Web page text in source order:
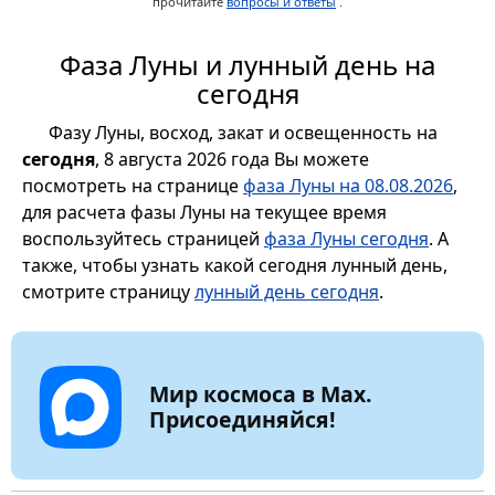
Фаза Луны и лунный день на
сегодня
Фазу Луны, восход, закат и освещенность на
сегодня, 8 августа 2026 года Вы можете
посмотреть на страницефаза Луны на 08.08.2026,
для расчета фазы Луны на текущее время
воспользуйтесь страницей фаза Луны сегодня. А
также, чтобы узнать какой сегодня лунный день,
смотрите страницулунный день сегодня.
Мир космоса в Max.
Присоединяйся!